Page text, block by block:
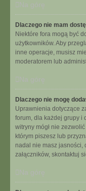
Na górę
Dlaczego nie mam
Niektóre fora mogą być
użytkowników. Aby
inne operacje, musisz
moderatorem lub
Na górę
Dlaczego nie mogę
Uprawnienia dotyczące
forum, dla każdej grupy i
witryny mógł nie
którym piszesz lub
nadal nie masz jasności,
załączników, skontaktuj
Na górę